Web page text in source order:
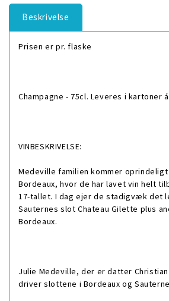
Beskrivelse
Prisen er pr. flaske
Champagne - 75cl. Leveres i kartoner
VINBESKRIVELSE:
Medeville familien kommer
Bordeaux, hvor de har lavet vin helt
17-tallet. I dag ejer de stadigvæk det
Sauternes slot Chateau Gilette plus
Bordeaux.
Julie Medeville, der er datter
driver slottene i Bordeaux og